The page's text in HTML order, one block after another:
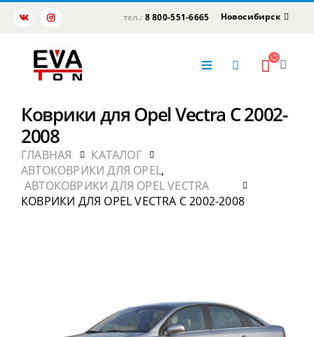
тел.: 8 800-551-6665 Новосибирск
Коврики для Opel Vectra C 2002-
2008
ГЛАВНАЯ
КАТАЛОГ
АВТОКОВРИКИ ДЛЯ OPEL,
АВТОКОВРИКИ ДЛЯ OPEL VECTRA
КОВРИКИ ДЛЯ OPEL VECTRA C 2002-2008